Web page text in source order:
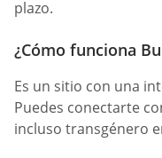
plazo.
¿Cómo funciona
Es un sitio con una
Puedes conectarte
incluso transgénero